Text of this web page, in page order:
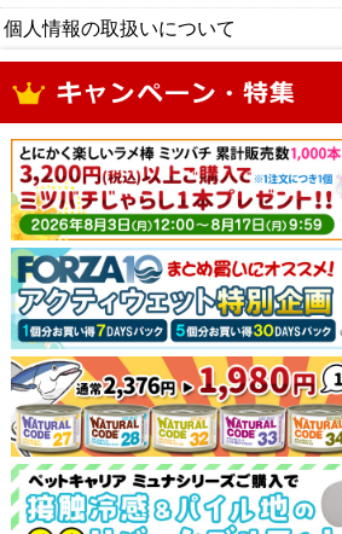
個人情報の取扱いについて